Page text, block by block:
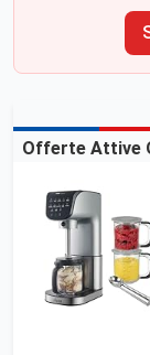
Offerte Attive